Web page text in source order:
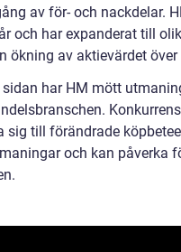
av för- och nackdelar.
och har expanderat till
ökning av aktievärdet
sidan har HM mött
sig till förändrade
och kan påverka